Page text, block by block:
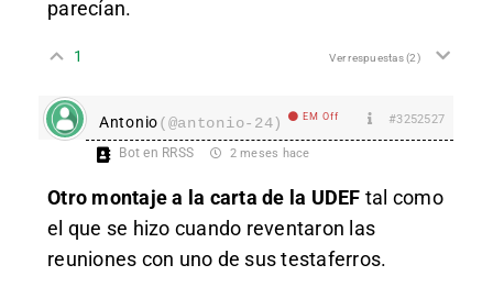
parecían.
1 Ver respuestas(2)
Antonio(@antonio-24) EM Off #3252527
Bot en RRSS 2 meses hace
Otro montaje a la carta de la UDEF tal como
el que se hizo cuando reventaron las
reuniones con uno de sus testaferros.